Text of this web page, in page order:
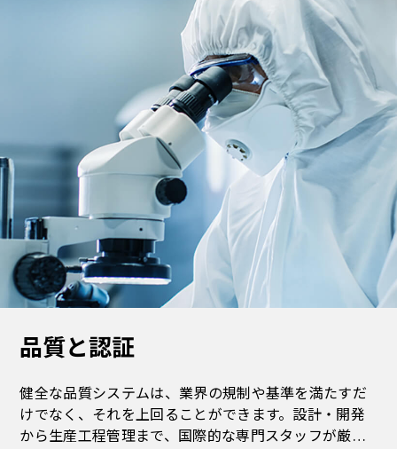
品質と認証
健全な品質システムは、業界の規制や基準を満たすだ
けでなく、それを上回ることができます。設計・開発
から生産工程管理まで、国際的な専門スタッフが厳格